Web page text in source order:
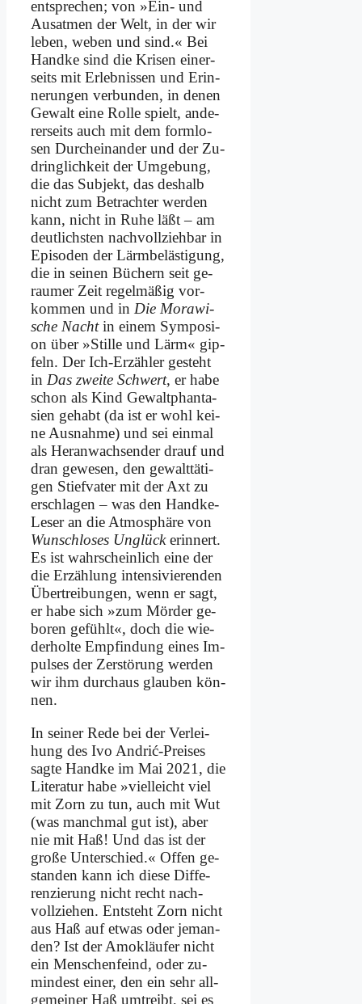
ent­spre­chen; von »Ein- und
Aus­at­men der Welt, in der wir
le­ben, we­ben und sind.« Bei
Hand­ke sind die Kri­sen ei­ner­
seits mit Er­leb­nis­sen und Er­in­
ne­run­gen ver­bun­den, in de­nen
Ge­walt ei­ne Rol­le spielt, an­de­
rer­seits auch mit dem form­lo­
sen Durch­ein­an­der und der Zu­
dring­lich­keit der Um­ge­bung,
die das Sub­jekt, das des­halb
nicht zum Be­trach­ter wer­den
kann, nicht in Ru­he läßt – am
deut­lich­sten nach­voll­zieh­bar in
Epi­so­den der Lärm­be­lä­sti­gung,
die in sei­nen Bü­chern seit ge­
rau­mer Zeit re­gel­mä­ßig vor­
kom­men und in Die Mo­ra­wi­
sche Nachtin ei­nem Sym­po­si­
on über »Stil­le und Lärm« gip­
feln. Der Ich-Er­zäh­ler ge­steht
in Das zwei­te Schwert, er ha­be
schon als Kind Ge­walt­phan­ta­
sien ge­habt (da ist er wohl kei­
ne Aus­nah­me) und sei ein­mal
als Her­an­wach­sen­der drauf und
dran ge­we­sen, den ge­walt­tä­ti­
gen Stief­va­ter mit der Axt zu
er­schla­gen – was den Hand­ke-
Le­ser an die At­mo­sphä­re von
Wunsch­lo­ses Un­glücker­in­nert.
Es ist wahr­schein­lich ei­ne der
die Er­zäh­lung in­ten­si­vie­ren­den
Über­trei­bun­gen, wenn er sagt,
er ha­be sich »zum Mör­der ge­
bo­ren ge­fühlt«, doch die wie­
der­hol­te Emp­fin­dung ei­nes Im­
pul­ses der Zer­stö­rung wer­den
wir ihm durch­aus glau­ben kön­
nen.
In sei­ner Re­de bei der Ver­lei­
hung des Ivo An­drić-Prei­ses
sag­te Hand­ke im Mai 2021, die
Li­te­ra­tur ha­be »viel­leicht viel
mit Zorn zu tun, auch mit Wut
(was manch­mal gut ist), aber
nie mit Haß! Und das ist der
gro­ße Un­ter­schied.« Of­fen ge­
stan­den kann ich die­se Dif­fe­
ren­zie­rung nicht recht nach­
voll­zie­hen. Ent­steht Zorn nicht
aus Haß auf et­was oder je­man­
den? Ist der Amok­läu­fer nicht
ein Men­schen­feind, oder zu­
min­dest ei­ner, den ein sehr all­
ge­mei­ner Haß um­treibt, sei es